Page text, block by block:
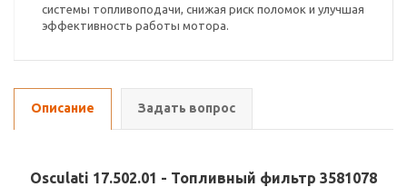
системы топливоподачи, снижая риск поломок и улучшая
эффективность работы мотора.
Описание Задать вопрос
Osculati 17.502.01 - Топливный фильтр 3581078